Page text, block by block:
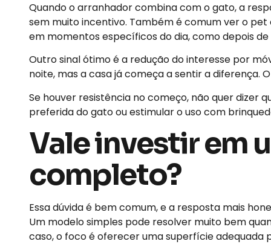
Quando o arranhador combina com o gato, a
sem muito incentivo. Também é comum ver o
em momentos específicos do dia, como depois
Outro sinal ótimo é a redução do interesse por
noite, mas a casa já começa a sentir a diferença.
Se houver resistência no começo, não quer dizer
preferida do gato ou estimular o uso com
Vale investir em
completo?
Essa dúvida é bem comum, e a resposta mais
Um modelo simples pode resolver muito bem
caso, o foco é oferecer uma superfície